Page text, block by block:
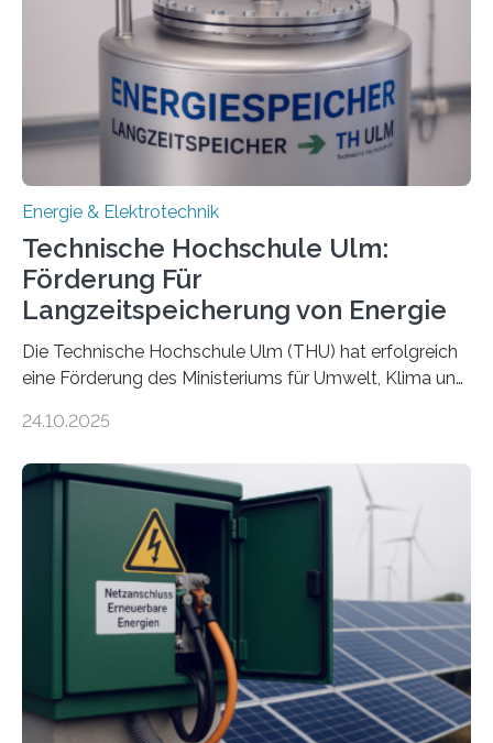
Energie & Elektrotechnik
Technische Hochschule Ulm:
Förderung Für
Langzeitspeicherung von Energie
Die Technische Hochschule Ulm (THU) hat erfolgreich
eine Förderung des Ministeriums für Umwelt, Klima und
Forschungsprojekt „LAGER – Langzeitspeicherung in
Quartieren“ eingeworben. Ziel des Projekts ist die
Entwicklung, Erprobung und Demonstration von
Konzepten zur langfristigen Energiespeicherung in
sektorübergreifend vernetzten Energiesystemen. Das
Projekt startete am 15. Oktober 2025, hat eine Laufzeit
von drei Jahren und ein Gesamtvolumen von rund 2,9
Millionen Euro, wovon 2,6 Millionen Euro durch das
Ministerium für Umwelt, Klima und…
24.10.2025